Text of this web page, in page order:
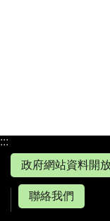
:::
政府網站資料開
聯絡我們